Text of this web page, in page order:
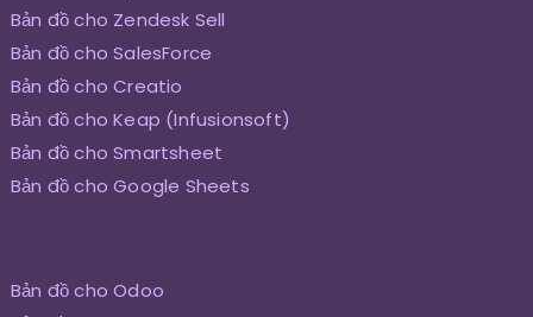
Bản đồ cho Zendesk Sell
Bản đồ cho SalesForce
Bản đồ cho Creatio
Bản đồ cho Keap (Infusionsoft)
Bản đồ cho Smartsheet
Bản đồ cho Google Sheets
Bản đồ cho Odoo